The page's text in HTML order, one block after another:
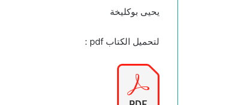
يحيى بوكليخة
لتحميل الكتاب pdf :